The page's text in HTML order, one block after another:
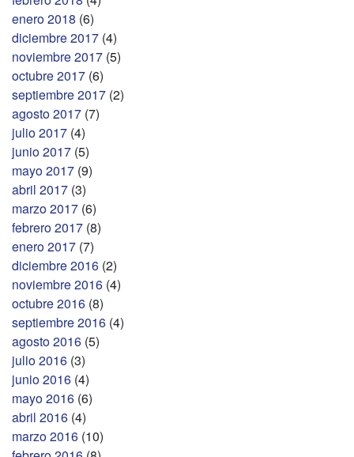
enero 2018 (6)
diciembre 2017 (4)
noviembre 2017 (5)
octubre 2017 (6)
septiembre 2017 (2)
agosto 2017 (7)
julio 2017 (4)
junio 2017 (5)
mayo 2017 (9)
abril 2017 (3)
marzo 2017 (6)
febrero 2017 (8)
enero 2017 (7)
diciembre 2016 (2)
noviembre 2016 (4)
octubre 2016 (8)
septiembre 2016 (4)
agosto 2016 (5)
julio 2016 (3)
junio 2016 (4)
mayo 2016 (6)
abril 2016 (4)
marzo 2016 (10)